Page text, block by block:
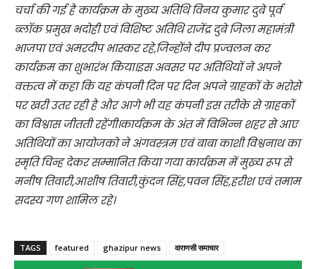
चर्चा की गई है कार्यक्रम के मुख्य अतिथि विनय कुमार दुबे पूर्व
ब्लॉक प्रमुख भदोही एवं विशिष्ट अतिथि राजेंद्र दुबे जिला महामंत्री
भाजपा एवं अमरदीप भास्कर रहे,जिन्होंने दीप प्रज्वलन कर
कार्यक्रम का शुभारंभ किया।इस अवसर पर अतिथियों ने अपने
वक्तत्व में कहा कि यह कंपनी दिन पर दिन अपने ग्राहकों के भरोसे
पर खरी उतर रही है और आगे भी यह कंपनी इस तरीके से ग्राहकों
का विश्वास जीतती रहेंगी।कार्यक्रम के अंत में विभिन्न शहर से आए
अतिथियों का आयोजको ने अंगवस्त्रम एवं बाबा काशी विश्वनाथ का
स्मृति चिन्ह देकर सम्मानित किया गया कार्यक्रम में मुख्य रूप से
मनीष तिवारी,आशीष तिवारी,कुंदन सिंह,पवन सिंह,हरीश एवं तमाम
सदस्य गण शामिल रहे।
TAGS featured ghazipur news वाराणसी समाचार